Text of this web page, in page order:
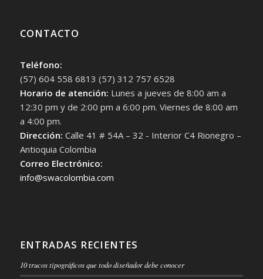
CONTACTO
Teléfono:
(57) 604 558 6813 (57) 312 757 6528
Horario de atención: Lunes a jueves de 8:00 am a
12:30 pm y de 2:00 pm a 6:00 pm. Viernes de 8:00 am
a 4:00 pm.
Dirección: Calle 41 # 54A – 32 - Interior C4 Rionegro –
Antioquia Colombia
Correo Electrónico:
info@swacolombia.com
ENTRADAS RECIENTES
10 trucos tipográficos que todo diseñador debe conocer